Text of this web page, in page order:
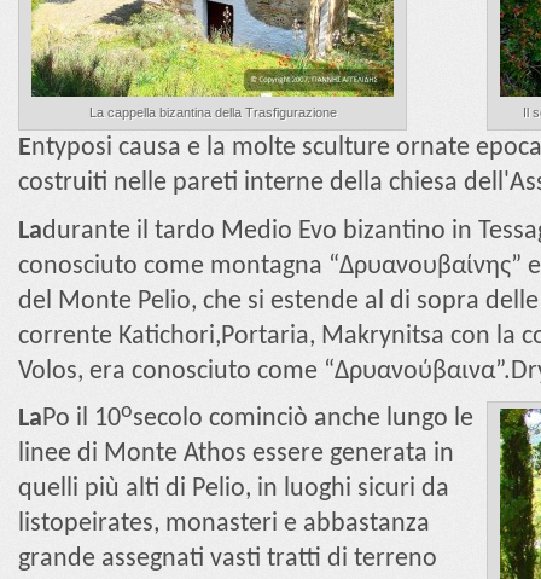
Il
La cappella bizantina della Trasfigurazione
Entyposi causa e la molte sculture ornate
costruiti nelle pareti interne della chiesa
Ladurante il tardo Medio Evo bizantino in
conosciuto come montagna “Δρυανουβαίνης”
del Monte Pelio, che si estende al di sopra
corrente Katichori,Portaria, Makrynitsa con la
Volos, era conosciuto come
LaPo il 10οsecolo cominciò anche lungo le
linee di Monte Athos essere generata in
quelli più alti di Pelio, in luoghi sicuri da
listopeirates, monasteri e abbastanza
grande assegnati vasti tratti di terreno